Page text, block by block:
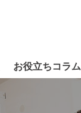
お役立ちコラム